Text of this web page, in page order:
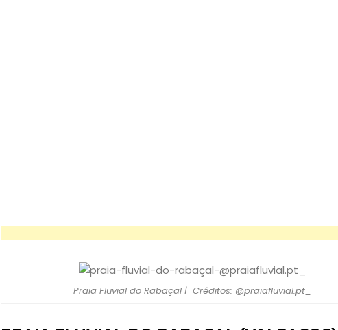
connosco!
Praia Fluvial do Rabaçal | Créditos: @praiafluvial.pt_